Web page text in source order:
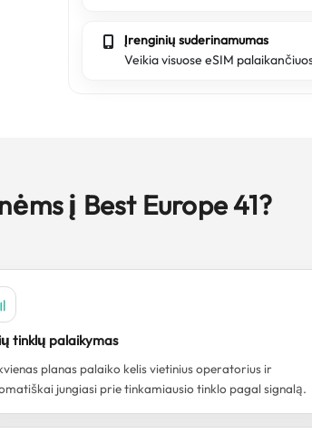
Įrenginių suderinamumas
Veikia visuose eSIM
į Best Europe 41?
tinklų palaikymas
planas palaiko kelis vietinius operatorius ir
jungiasi prie tinkamiausio tinklo pagal signalą.